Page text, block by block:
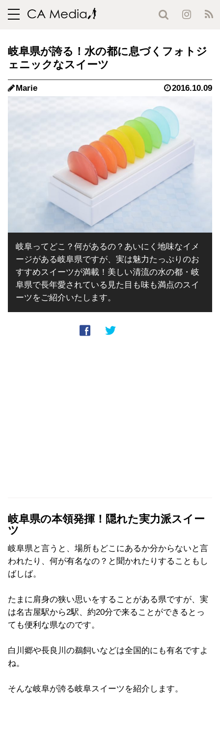
toggle
岐阜県が誇る！水の都に息づくフォトジ
ェニックなスイーツ
Marie 2016.10.09
岐阜ってどこ？何があるの？あいにく地味なイメ
ージがある岐阜県ですが、実は魅力たっぷりのお
すすめスイーツが満載！美しい清流の水の都・岐
阜県で長年愛されている見た目も味も満点のスイ
ーツをご紹介いたします。
岐阜県の本領発揮！隠れた実力派スイー
ツ
岐阜県と言うと、場所もどこにあるか分からないと言
われたり、何が有名なの？と聞かれたりすることもし
ばしば。
たまに肩身の狭い思いをすることがある県ですが、実
は名古屋駅から2駅、約20分で来ることができるとっ
ても便利な県なのです。
白川郷や長良川の鵜飼いなどは全国的にも有名ですよ
ね。
そんな岐阜が誇る岐阜スイーツを紹介します。